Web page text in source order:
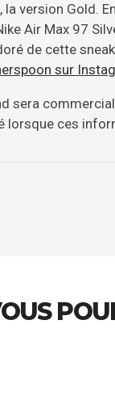
version Gold.
Air Max 97
de cette
sur
sera
lorsque ces